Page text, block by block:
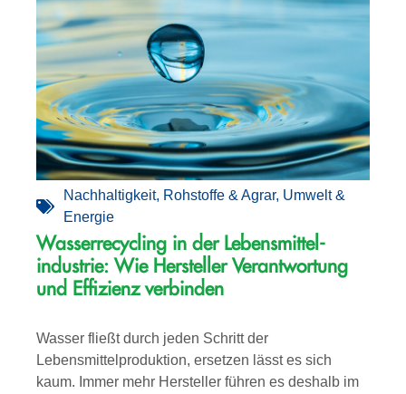
Nachhaltigkeit, Rohstoffe & Agrar, Umwelt &
Energie
Wasserrecycling in der Lebensmittel­­
industrie: Wie Hersteller Verantwortung
und Effizienz verbinden
Wasser fließt durch jeden Schritt der
Lebensmittelproduktion, ersetzen lässt es sich
kaum. Immer mehr Hersteller führen es deshalb im